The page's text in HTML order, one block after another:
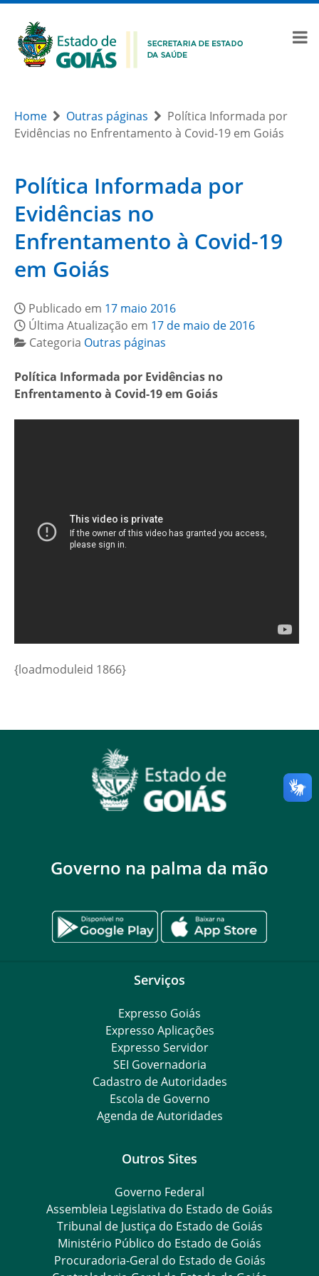
Home Outras páginas
Política Informada por
Evidências no Enfrentamento à Covid-19 em Goiás
Política Informada por
Evidências no
Enfrentamento à Covid-19
em Goiás
Publicado em 17 maio 2016
Última Atualização em 17 de maio de 2016
Categoria Outras páginas
Política Informada por Evidências no
Enfrentamento à Covid-19 em Goiás
{loadmoduleid 1866}
Governo na palma da mão
Serviços
Expresso Goiás
Expresso Aplicações
Expresso Servidor
SEI Governadoria
Cadastro de Autoridades
Escola de Governo
Agenda de Autoridades
Outros Sites
Governo Federal
Assembleia Legislativa do Estado de Goiás
Tribunal de Justiça do Estado de Goiás
Ministério Público do Estado de Goiás
Procuradoria-Geral do Estado de Goiás